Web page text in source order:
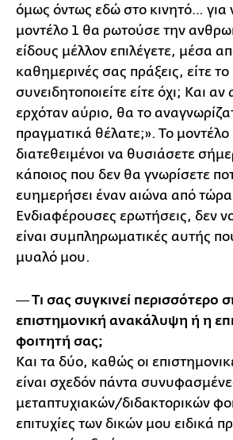
όμως όντως εδώ στο κινητό…
μοντέλο 1 θα ρωτούσε την
είδους μέλλον επιλέγετε, μέσα
καθημερινές σας πράξεις, είτε το
συνειδητοποιείτε είτε όχι; Και
ερχόταν αύριο, θα το
πραγματικά θέλατε;». Το μοντέλο
διατεθειμένοι να θυσιάσετε
κάποιος που δεν θα γνωρίσετε
ευημερήσει έναν αιώνα από
Ενδιαφέρουσες ερωτήσεις, δεν
είναι συμπληρωματικές αυτής
μυαλό μου.
― Τι σας συγκινεί περισσότερο
επιστημονική ανακάλυψη ή η
φοιτητή σας;
Και τα δύο, καθώς οι
είναι σχεδόν πάντα
μεταπτυχιακών/διδακτορικών
επιτυχίες των δικών μου ειδικά